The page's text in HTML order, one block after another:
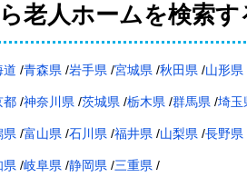
老人ホームを検索す
道 青森県 岩手県 宮城県 秋田県 山形県
都 神奈川県 茨城県 栃木県 群馬県 埼玉
県 富山県 石川県 福井県 山梨県 長野県
県 岐阜県 静岡県 三重県